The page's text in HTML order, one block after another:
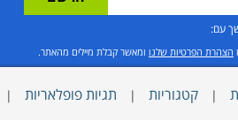
עם:
ו הצהרת הפרטיות שלנו ומאשר קבלת מיילים מהאתר.
| קטגוריות | תגיות פופלאריות |